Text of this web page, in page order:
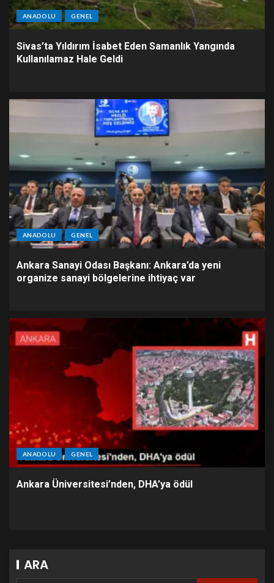
ANADOLU GENEL
Sivas’ta Yıldırım İsabet Eden Samanlık Yangında
Kullanılamaz Hale Geldi
ANADOLU GENEL
Ankara Sanayi Odası Başkanı: Ankara’da yeni
organize sanayi bölgelerine ihtiyaç var
ANADOLU GENEL
Ankara Üniversitesi’nden, DHA’ya ödül
ARA